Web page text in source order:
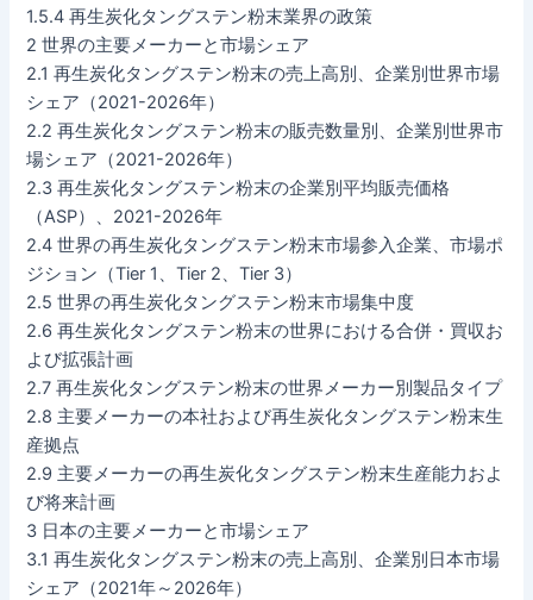
1.5.4 再生炭化タングステン粉末業界の政策
2 世界の主要メーカーと市場シェア
2.1 再生炭化タングステン粉末の売上高別、企業別世界市場
シェア（2021-2026年）
2.2 再生炭化タングステン粉末の販売数量別、企業別世界市
場シェア（2021-2026年）
2.3 再生炭化タングステン粉末の企業別平均販売価格
（ASP）、2021-2026年
2.4 世界の再生炭化タングステン粉末市場参入企業、市場ポ
ジション（Tier 1、Tier 2、Tier 3）
2.5 世界の再生炭化タングステン粉末市場集中度
2.6 再生炭化タングステン粉末の世界における合併・買収お
よび拡張計画
2.7 再生炭化タングステン粉末の世界メーカー別製品タイプ
2.8 主要メーカーの本社および再生炭化タングステン粉末生
産拠点
2.9 主要メーカーの再生炭化タングステン粉末生産能力およ
び将来計画
3 日本の主要メーカーと市場シェア
3.1 再生炭化タングステン粉末の売上高別、企業別日本市場
シェア（2021年～2026年）